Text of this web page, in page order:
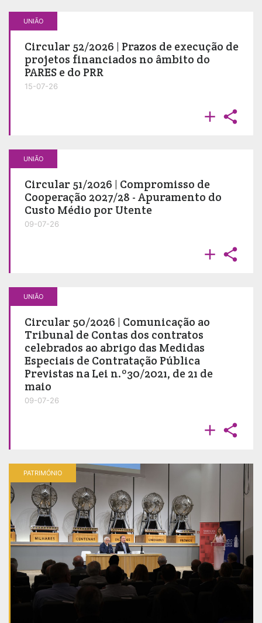
UNIÃO
Circular 52/2026 | Prazos de execução de
projetos financiados no âmbito do
PARES e do PRR
15-07-26
 
UNIÃO
Circular 51/2026 | Compromisso de
Cooperação 2027/28 - Apuramento do
Custo Médio por Utente
09-07-26
 
UNIÃO
Circular 50/2026 | Comunicação ao
Tribunal de Contas dos contratos
celebrados ao abrigo das Medidas
Especiais de Contratação Pública
Previstas na Lei n.º30/2021, de 21 de
maio
09-07-26
 
PATRIMÓNIO